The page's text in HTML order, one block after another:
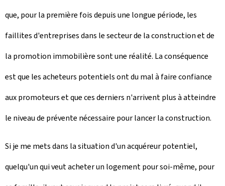
que, pour la première fois depuis une longue période, les
faillites d'entreprises dans le secteur de la construction et de
la promotion immobilière sont une réalité. La conséquence
est que les acheteurs potentiels ont du mal à faire confiance
aux promoteurs et que ces derniers n'arrivent plus à atteindre
le niveau de prévente nécessaire pour lancer la construction.
Si je me mets dans la situation d'un acquéreur potentiel,
quelqu'un qui veut acheter un logement pour soi-même, pour